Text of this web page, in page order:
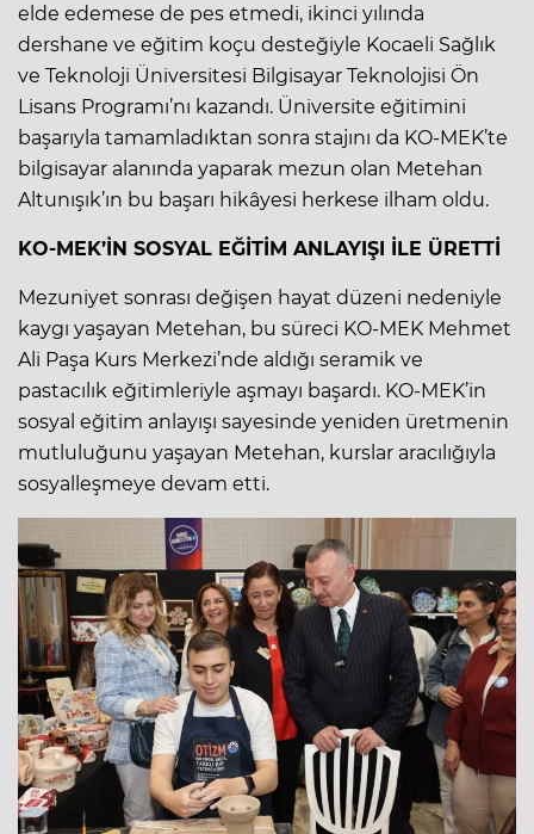
elde edemese de pes etmedi, ikinci yılında
dershane ve eğitim koçu desteğiyle Kocaeli Sağlık
ve Teknoloji Üniversitesi Bilgisayar Teknolojisi Ön
Lisans Programı’nı kazandı. Üniversite eğitimini
başarıyla tamamladıktan sonra stajını da KO-MEK’te
bilgisayar alanında yaparak mezun olan Metehan
Altunışık’ın bu başarı hikâyesi herkese ilham oldu.
KO-MEK’İN SOSYAL EĞİTİM ANLAYIŞI İLE ÜRETTİ
Mezuniyet sonrası değişen hayat düzeni nedeniyle
kaygı yaşayan Metehan, bu süreci KO-MEK Mehmet
Ali Paşa Kurs Merkezi’nde aldığı seramik ve
pastacılık eğitimleriyle aşmayı başardı. KO-MEK’in
sosyal eğitim anlayışı sayesinde yeniden üretmenin
mutluluğunu yaşayan Metehan, kurslar aracılığıyla
sosyalleşmeye devam etti.